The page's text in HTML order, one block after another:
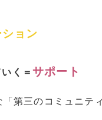
ョン
く＝ サポート
第三のコミュニテ